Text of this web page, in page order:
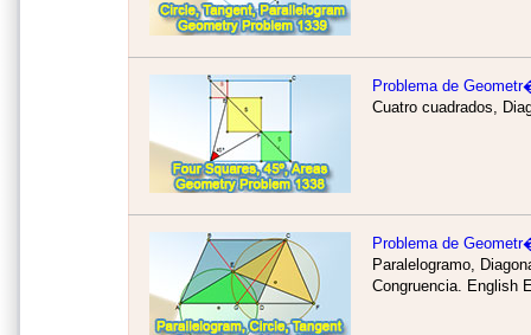
Problema de
Cuatro cuadrados,
Problema de
Paralelogramo,
Congruencia. English